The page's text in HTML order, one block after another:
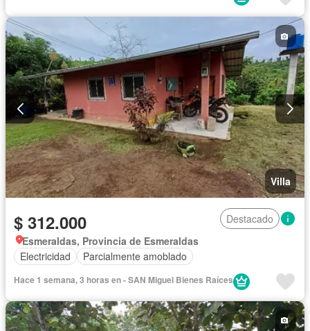
Villa
$ 312.000
Destacado
Esmeraldas, Provincia de Esmeraldas
Electricidad
Parcialmente amoblado
Hace 1 semana, 3 horas en - SAN Miguel Bienes Raíces